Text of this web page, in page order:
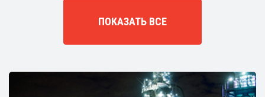
ПОКАЗАТЬ ВСЕ